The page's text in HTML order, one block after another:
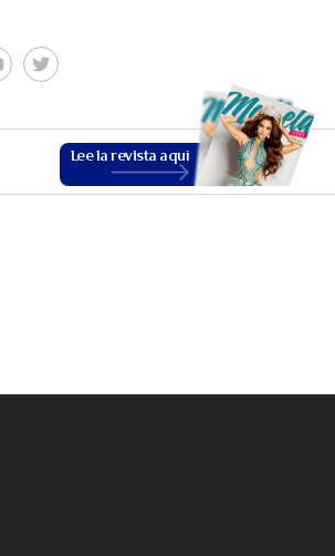
Lee la revista aquí
ESTILO DE VIDA